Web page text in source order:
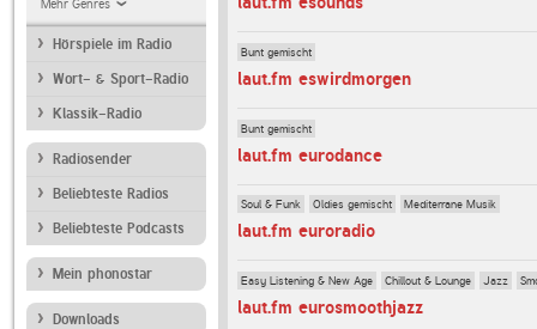
Mehr Genres
Hörspiele im Radio
Wort- & Sport-Radio
Klassik-Radio
Radiosender
Beliebteste Radios
Beliebteste Podcasts
Mein phonostar
Downloads
Bunt gemischt
laut.fm eswirdmorgen
Bunt gemischt
laut.fm eurodance
Soul & Funk Oldies gemischt Mediterrane Musik
laut.fm euroradio
Easy Listening & New Age Chillout & Lounge Jazz
laut.fm eurosmoothjazz